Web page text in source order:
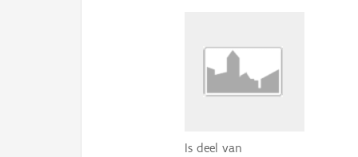
Is deel van